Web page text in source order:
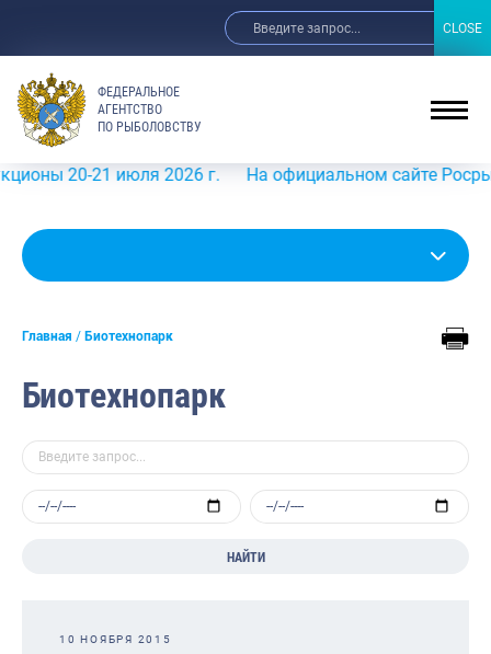
ФЕДЕРАЛЬНОЕ
АГЕНТСТВО
ПО РЫБОЛОВСТВУ
20-21 июля 2026 г. На официальном сайте
Главная Биотехнопарк
Биотехнопарк
НАЙТИ
10 НОЯБРЯ 2015
CLOSE
CLOSE